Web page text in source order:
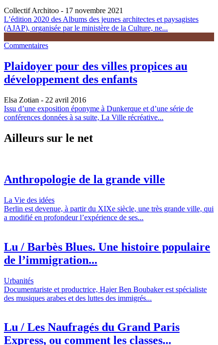
Collectif Architoo - 17 novembre 2021
L’édition 2020 des Albums des jeunes architectes et paysagistes
(AJAP), organisée par le ministère de la Culture, ne...
Commentaires
Plaidoyer pour des villes propices au
développement des enfants
Elsa Zotian - 22 avril 2016
Issu d’une exposition éponyme à Dunkerque et d’une série de
conférences données à sa suite, La Ville récréative...
Ailleurs sur le net
Anthropologie de la grande ville
La Vie des idées
Berlin est devenue, à partir du XIXe siècle, une très grande ville, qui
a modifié en profondeur l’expérience de ses...
Lu / Barbès Blues. Une histoire populaire
de l’immigration...
Urbanités
Documentariste et productrice, Hajer Ben Boubaker est spécialiste
des musiques arabes et des luttes des immigrés...
Lu / Les Naufragés du Grand Paris
Express, ou comment les classes...